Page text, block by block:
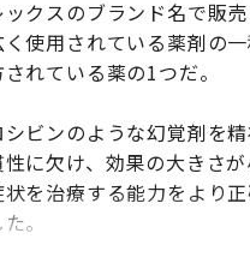
ックスのブランド名で販
く使用されている薬剤の
れている薬の1つだ。
シビンのような幻覚剤を
性に欠け、効果の大きさ
状を治療する能力をより
。